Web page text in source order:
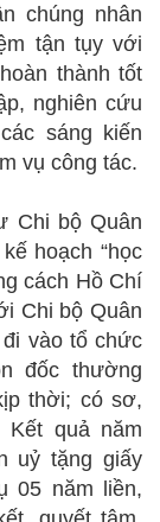
chúng nhân
tận tụy với
thành tốt
nghiên cứu
sáng kiến
vụ công tác.
Chi bộ Quân
hoạch “học
cách Hồ Chí
Chi bộ Quân
vào tổ chức
đốc thường
thời; có sơ,
Kết quả năm
uỷ tặng giấy
05 năm liền,